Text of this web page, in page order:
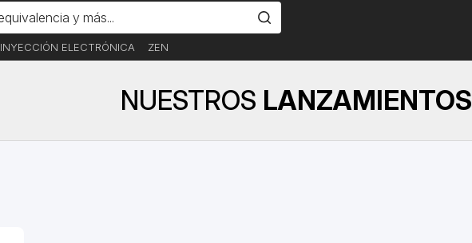
INYECCIÓN ELECTRÓNICA ZEN
NUESTROS LANZAMIENTOS